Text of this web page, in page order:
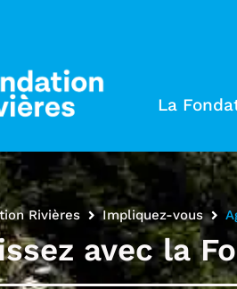
La
Rivières Impliquez-vous
avec la